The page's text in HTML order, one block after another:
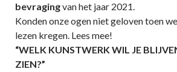
bevragingvan het jaar 2021.
Konden onze ogen niet geloven toen
lezen kregen. Lees mee!
“WELK KUNSTWERK WIL JE
ZIEN?”